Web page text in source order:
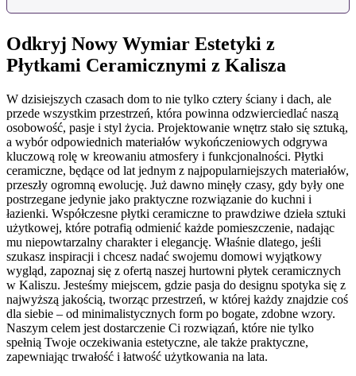
Odkryj Nowy Wymiar Estetyki z
Płytkami Ceramicznymi z Kalisza
W dzisiejszych czasach dom to nie tylko cztery ściany i dach, ale
przede wszystkim przestrzeń, która powinna odzwierciedlać naszą
osobowość, pasje i styl życia. Projektowanie wnętrz stało się sztuką,
a wybór odpowiednich materiałów wykończeniowych odgrywa
kluczową rolę w kreowaniu atmosfery i funkcjonalności. Płytki
ceramiczne, będące od lat jednym z najpopularniejszych materiałów,
przeszły ogromną ewolucję. Już dawno minęły czasy, gdy były one
postrzegane jedynie jako praktyczne rozwiązanie do kuchni i
łazienki. Współczesne płytki ceramiczne to prawdziwe dzieła sztuki
użytkowej, które potrafią odmienić każde pomieszczenie, nadając
mu niepowtarzalny charakter i elegancję. Właśnie dlatego, jeśli
szukasz inspiracji i chcesz nadać swojemu domowi wyjątkowy
wygląd, zapoznaj się z ofertą naszej hurtowni płytek ceramicznych
w Kaliszu. Jesteśmy miejscem, gdzie pasja do designu spotyka się z
najwyższą jakością, tworząc przestrzeń, w której każdy znajdzie coś
dla siebie – od minimalistycznych form po bogate, zdobne wzory.
Naszym celem jest dostarczenie Ci rozwiązań, które nie tylko
spełnią Twoje oczekiwania estetyczne, ale także praktyczne,
zapewniając trwałość i łatwość użytkowania na lata.